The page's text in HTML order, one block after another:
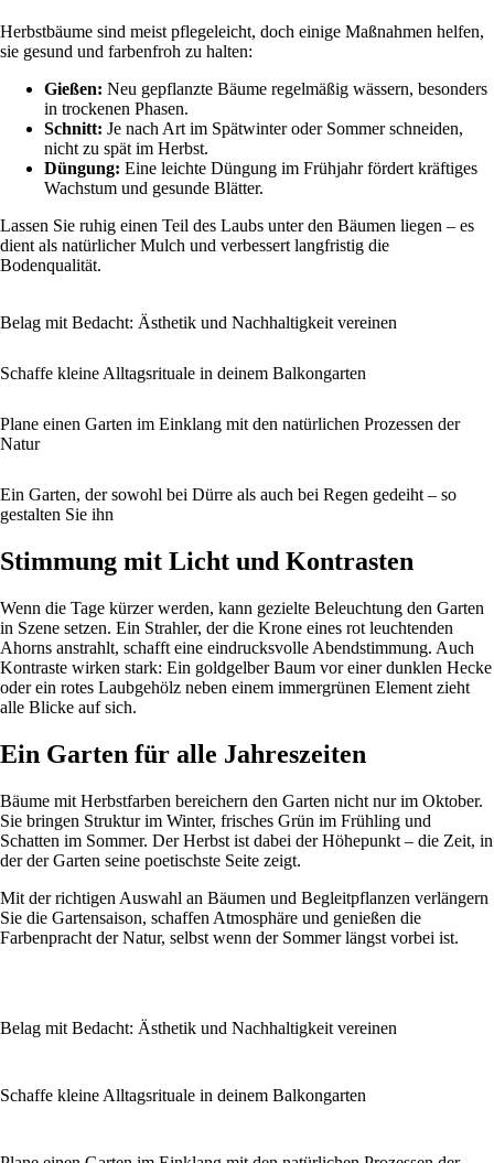
Herbstbäume sind meist pflegeleicht, doch einige Maßnahmen helfen,
sie gesund und farbenfroh zu halten:
Gießen: Neu gepflanzte Bäume regelmäßig wässern, besonders
in trockenen Phasen.
Schnitt: Je nach Art im Spätwinter oder Sommer schneiden,
nicht zu spät im Herbst.
Düngung: Eine leichte Düngung im Frühjahr fördert kräftiges
Wachstum und gesunde Blätter.
Lassen Sie ruhig einen Teil des Laubs unter den Bäumen liegen – es
dient als natürlicher Mulch und verbessert langfristig die
Bodenqualität.
Belag mit Bedacht: Ästhetik und Nachhaltigkeit vereinen
Schaffe kleine Alltagsrituale in deinem Balkongarten
Plane einen Garten im Einklang mit den natürlichen Prozessen der
Natur
Ein Garten, der sowohl bei Dürre als auch bei Regen gedeiht – so
gestalten Sie ihn
Stimmung mit Licht und Kontrasten
Wenn die Tage kürzer werden, kann gezielte Beleuchtung den Garten
in Szene setzen. Ein Strahler, der die Krone eines rot leuchtenden
Ahorns anstrahlt, schafft eine eindrucksvolle Abendstimmung. Auch
Kontraste wirken stark: Ein goldgelber Baum vor einer dunklen Hecke
oder ein rotes Laubgehölz neben einem immergrünen Element zieht
alle Blicke auf sich.
Ein Garten für alle Jahreszeiten
Bäume mit Herbstfarben bereichern den Garten nicht nur im Oktober.
Sie bringen Struktur im Winter, frisches Grün im Frühling und
Schatten im Sommer. Der Herbst ist dabei der Höhepunkt – die Zeit, in
der der Garten seine poetischste Seite zeigt.
Mit der richtigen Auswahl an Bäumen und Begleitpflanzen verlängern
Sie die Gartensaison, schaffen Atmosphäre und genießen die
Farbenpracht der Natur, selbst wenn der Sommer längst vorbei ist.
Belag mit Bedacht: Ästhetik und Nachhaltigkeit vereinen
Schaffe kleine Alltagsrituale in deinem Balkongarten